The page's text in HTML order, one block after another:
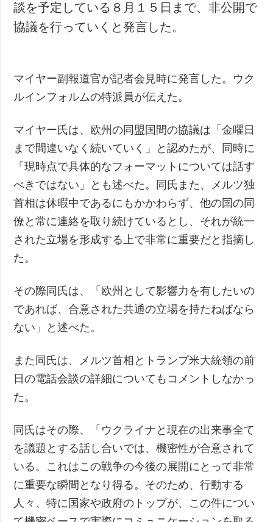
談を予定している８月１５日まで、非公開で
協議を行っていくと発言した。
マイヤー副報道官が記者会見時に発言した。ウク
ルインフォルムの特派員が伝えた。
マイヤー氏は、欧州の同盟国間の協議は「金曜日
まで間違いなく続いていく」と認めたが、同時に
「現時点で具体的なフォーマットについては話す
べきではない」とも述べた。同氏また、メルツ独
首相は休暇中であるにもかかわらず、他の国の同
僚と常に連絡を取り続けているとし、それが統一
された立場を形成する上で非常に重要だと指摘し
た。
その際同氏は、「欧州として影響力を有したいの
であれば、合意された共通の立場を持たねばなら
ない」と述べた。
また同氏は、メルツ首相とトランプ米大統領の前
日の電話会談の詳細についてもコメントしなかっ
た。
同氏はその際、「ウクライナと現在の出来事全て
を議題とする話し合いでは、機密性が合意されて
いる。これはこの戦争の今後の展開にとって非常
に重要な瞬間となり得る。そのため、行動する
人々、特に国家や政府のトップが、この件につい